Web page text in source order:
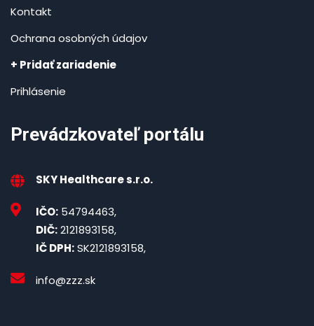
Kontakt
Ochrana osobných údajov
+ Pridať zariadenie
Prihlásenie
Prevádzkovateľ portálu
SKY Healthcare s.r.o.
IČO: 54794463,
DIČ:2121893158,
IČ DPH:SK2121893158,
info@zzz.sk